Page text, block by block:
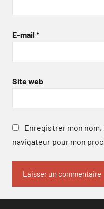
E-mail *
Site web
Enregistrer mon
navigateur pour mon